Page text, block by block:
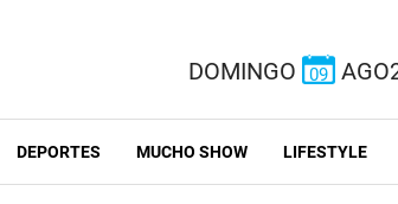
DOMINGO 09
DEPORTES MUCHO SHOW LIFESTYLE